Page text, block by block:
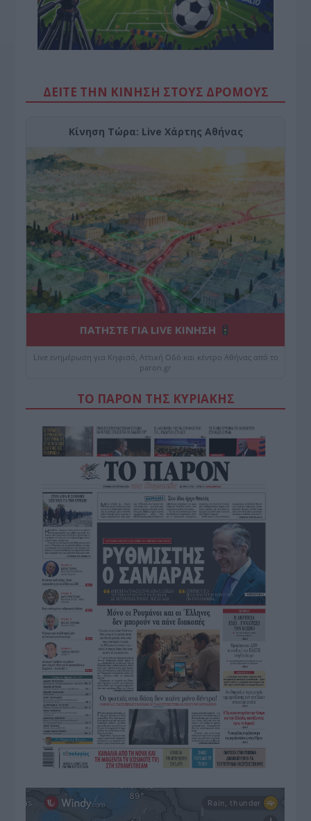
ΔΕΙΤΕ ΤΗΝ ΚΙΝΗΣΗ ΣΤΟΥΣ ΔΡΌΜΟΥΣ
Κίνηση Τώρα: Live Χάρτης Αθήνας
ΠΑΤΗΣΤΕ ΓΙΑ LIVE ΚΙΝΗΣΗ
Live ενημέρωση για Κηφισό, Αττική Οδό και κέντρο Αθήνας από το
paron.gr
ΤΟ ΠΑΡΟΝ ΤΗΣ ΚΥΡΙΑΚΗΣ